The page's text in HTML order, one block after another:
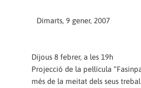
Dimarts, 9 gener, 2007
Dijous 8 febrer, a les 19h
Projecció de la pel·lícula
més de la meitat dels seus